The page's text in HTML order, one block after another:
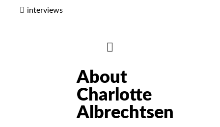
interviews
AUTHOR
BIO
About
Charlotte
Albrechtsen